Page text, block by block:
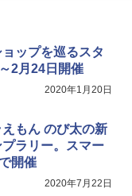
とテント ブラックコ
ズ メッシュ 3-4人用
テント エクルベージ
ョン 山善] 傘みたいに
ング フルクローズ メ
フレーム メンズ レデ
ック a-frame 9フォー
クス 夏用 日除けUV
スプレー 熊スプレー
110ml（連続噴射15
ップを巡るスタ
2月24日開催
2020年1月20日
もん のび太の新
ラリー。スマー
開催
2020年7月22日